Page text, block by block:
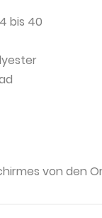
bis 40
von den